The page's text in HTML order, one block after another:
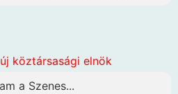
köztársasági elnök
a Szenes...